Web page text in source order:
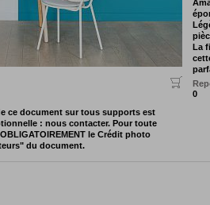
ce document sur tous supports est
: nous contacter. Pour toute
le Crédit photo
du document.
La
0